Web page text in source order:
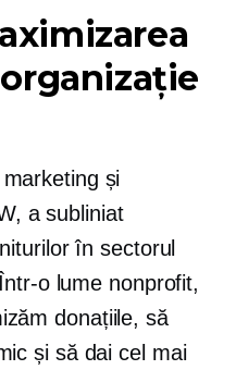
și
a subliniat
în sectorul
o lume nonprofit,
donațiile, să
și să dai cel mai